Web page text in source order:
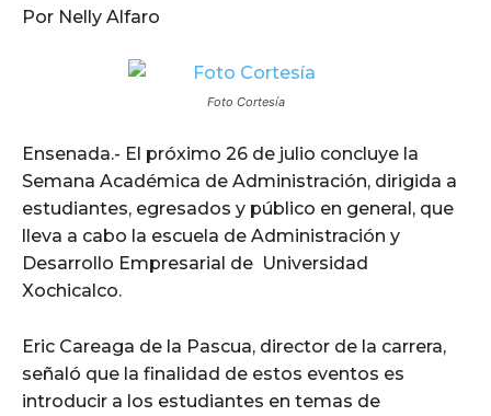
Por Nelly Alfaro
Foto Cortesía
Ensenada.- El próximo 26 de julio concluye la
Semana Académica de Administración, dirigida a
estudiantes, egresados y público en general, que
lleva a cabo la escuela de Administración y
Desarrollo Empresarial de Universidad
Xochicalco.
Eric Careaga de la Pascua, director de la carrera,
señaló que la finalidad de estos eventos es
introducir a los estudiantes en temas de